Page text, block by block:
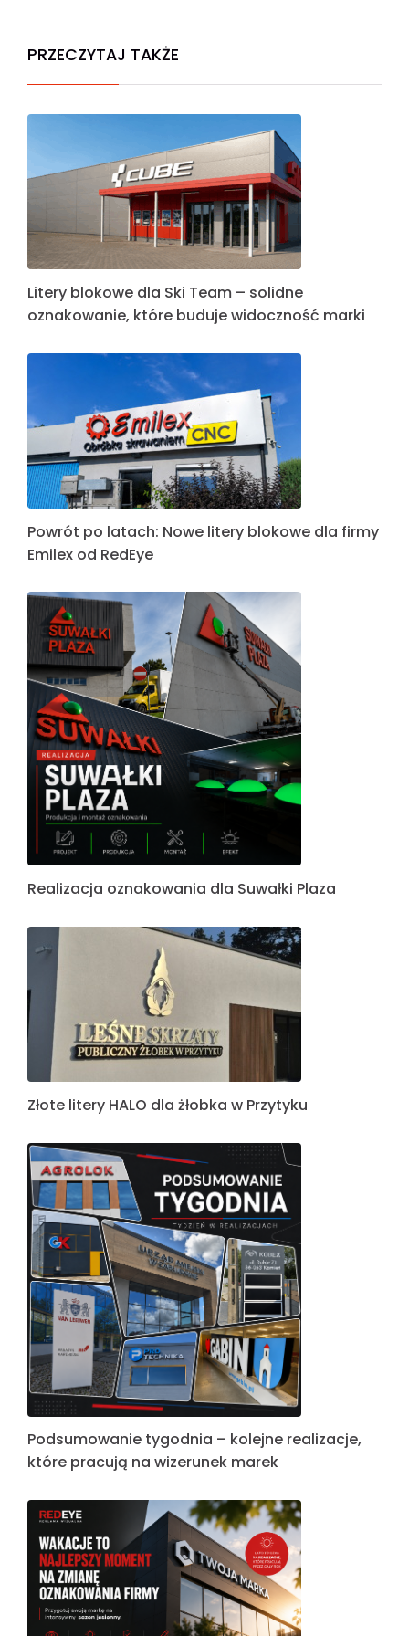
PRZECZYTAJ TAKŻE
Litery blokowe dla Ski Team – solidne
oznakowanie, które buduje widoczność marki
Powrót po latach: Nowe litery blokowe dla firmy
Emilex od RedEye
Realizacja oznakowania dla Suwałki Plaza
Złote litery HALO dla żłobka w Przytyku
Podsumowanie tygodnia – kolejne realizacje,
które pracują na wizerunek marek